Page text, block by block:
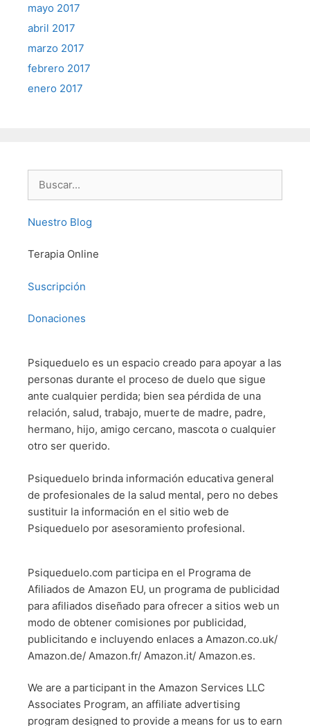
mayo 2017
abril 2017
marzo 2017
febrero 2017
enero 2017
Nuestro Blog
Terapia Online
Suscripción
Donaciones
Psiqueduelo es un espacio creado para apoyar a las
personas durante el proceso de duelo que sigue
ante cualquier perdida; bien sea pérdida de una
relación, salud, trabajo, muerte de madre, padre,
hermano, hijo, amigo cercano, mascota o cualquier
otro ser querido.
Psiqueduelo brinda información educativa general
de profesionales de la salud mental, pero no debes
sustituir la información en el sitio web de
Psiqueduelo por asesoramiento profesional.
Psiqueduelo.com participa en el Programa de
Afiliados de Amazon EU, un programa de publicidad
para afiliados diseñado para ofrecer a sitios web un
modo de obtener comisiones por publicidad,
publicitando e incluyendo enlaces a Amazon.co.uk/
Amazon.de/ Amazon.fr/ Amazon.it/ Amazon.es.
We are a participant in the Amazon Services LLC
Associates Program, an affiliate advertising
program designed to provide a means for us to earn